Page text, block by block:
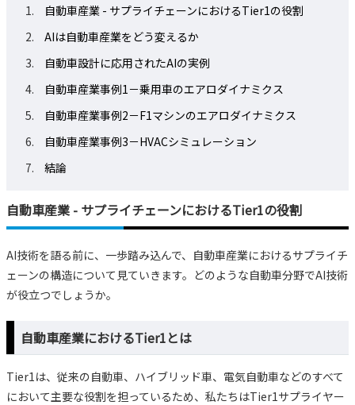
自動車産業 - サプライチェーンにおけるTier1の役割
AIは自動車産業をどう変えるか
自動車設計に応用されたAIの実例
自動車産業事例1－乗用車のエアロダイナミクス
自動車産業事例2－F1マシンのエアロダイナミクス
自動車産業事例3－HVACシミュレーション
結論
自動車産業 - サプライチェーンにおけるTier1の役割
AI技術を語る前に、一歩踏み込んで、自動車産業におけるサプライチ
ェーンの構造について見ていきます。どのような自動車分野でAI技術
が役立つでしょうか。
自動車産業におけるTier1とは
Tier1は、従来の自動車、ハイブリッド車、電気自動車などのすべて
において主要な役割を担っているため、私たちはTier1サプライヤー